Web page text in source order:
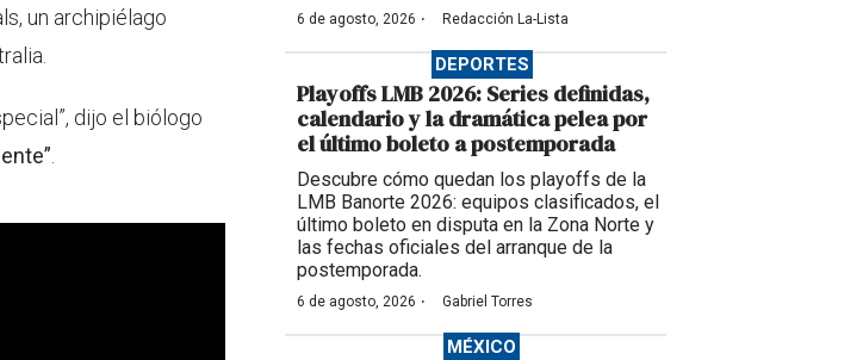
un archipiélago
dijo el biólogo
6 de agosto, 2026 · Redacción La-Lista
DEPORTES
Playoffs LMB 2026: Series definidas,
calendario y la dramática pelea por
el último boleto a postemporada
Descubre cómo quedan los playoffs de la
LMB Banorte 2026: equipos clasificados, el
último boleto en disputa en la Zona Norte y
las fechas oficiales del arranque de la
postemporada.
6 de agosto, 2026 · Gabriel Torres
MÉXICO